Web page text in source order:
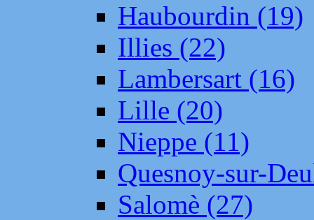
Haubourdin (19)
Illies (22)
Lambersart (16)
Lille (20)
Nieppe (11)
Quesnoy-sur-
Salomè (27)